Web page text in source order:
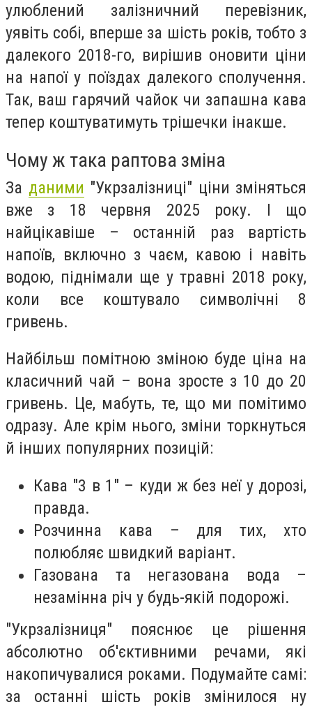
улюблений залізничний перевізник,
уявіть собі, вперше за шість років, тобто з
далекого 2018-го, вирішив оновити ціни
на напої у поїздах далекого сполучення.
Так, ваш гарячий чайок чи запашна кава
тепер коштуватимуть трішечки інакше.
Чому ж така раптова зміна
За даними "Укрзалізниці" ціни зміняться
вже з 18 червня 2025 року. І що
найцікавіше – останній раз вартість
напоїв, включно з чаєм, кавою і навіть
водою, піднімали ще у травні 2018 року,
коли все коштувало символічні 8
гривень.
Найбільш помітною зміною буде ціна на
класичний чай – вона зросте з 10 до 20
гривень. Це, мабуть, те, що ми помітимо
одразу. Але крім нього, зміни торкнуться
й інших популярних позицій:
Кава "3 в 1" – куди ж без неї у дорозі,
правда.
Розчинна кава – для тих, хто
полюбляє швидкий варіант.
Газована та негазована вода –
незамінна річ у будь-якій подорожі.
"Укрзалізниця" пояснює це рішення
абсолютно об'єктивними речами, які
накопичувалися роками. Подумайте самі:
за останні шість років змінилося ну